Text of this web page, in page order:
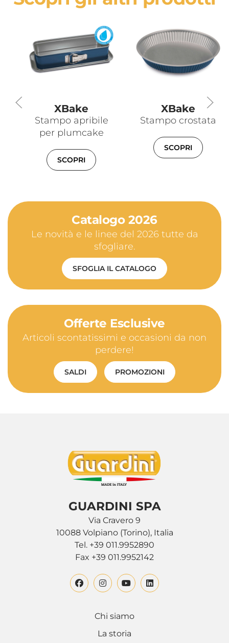
XBake
Stampo apribile
per plumcake
SCOPRI
XBake
Stampo crostata
SCOPRI
Catalogo 2026
Le novità e le linee del 2026 tutte da
sfogliare.
SFOGLIA IL CATALOGO
Offerte Esclusive
Articoli scontatissimi e occasioni da non
perdere!
SALDI PROMOZIONI
GUARDINI SPA
Via Cravero 9
10088 Volpiano (Torino), Italia
Tel. +39 011.9952890
Fax +39 011.9952142
Chi siamo
La storia